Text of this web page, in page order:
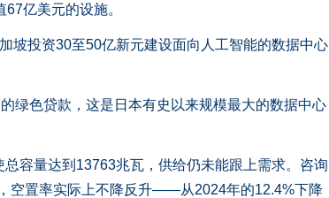
亿美元的设施。
投资30至50亿新元建设面向人工智能的数据中心
色贷款，这是日本有史以来规模最大的数据中心
量达到13763兆瓦，供给仍未能跟上需求。咨询
空置率实际上不降反升——从2024年的12.4%下降